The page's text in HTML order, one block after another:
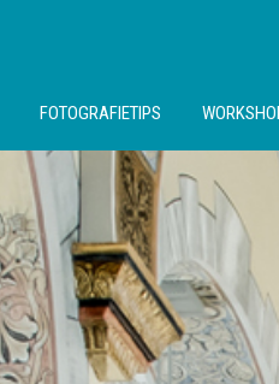
FOTOGRAFIETIPS